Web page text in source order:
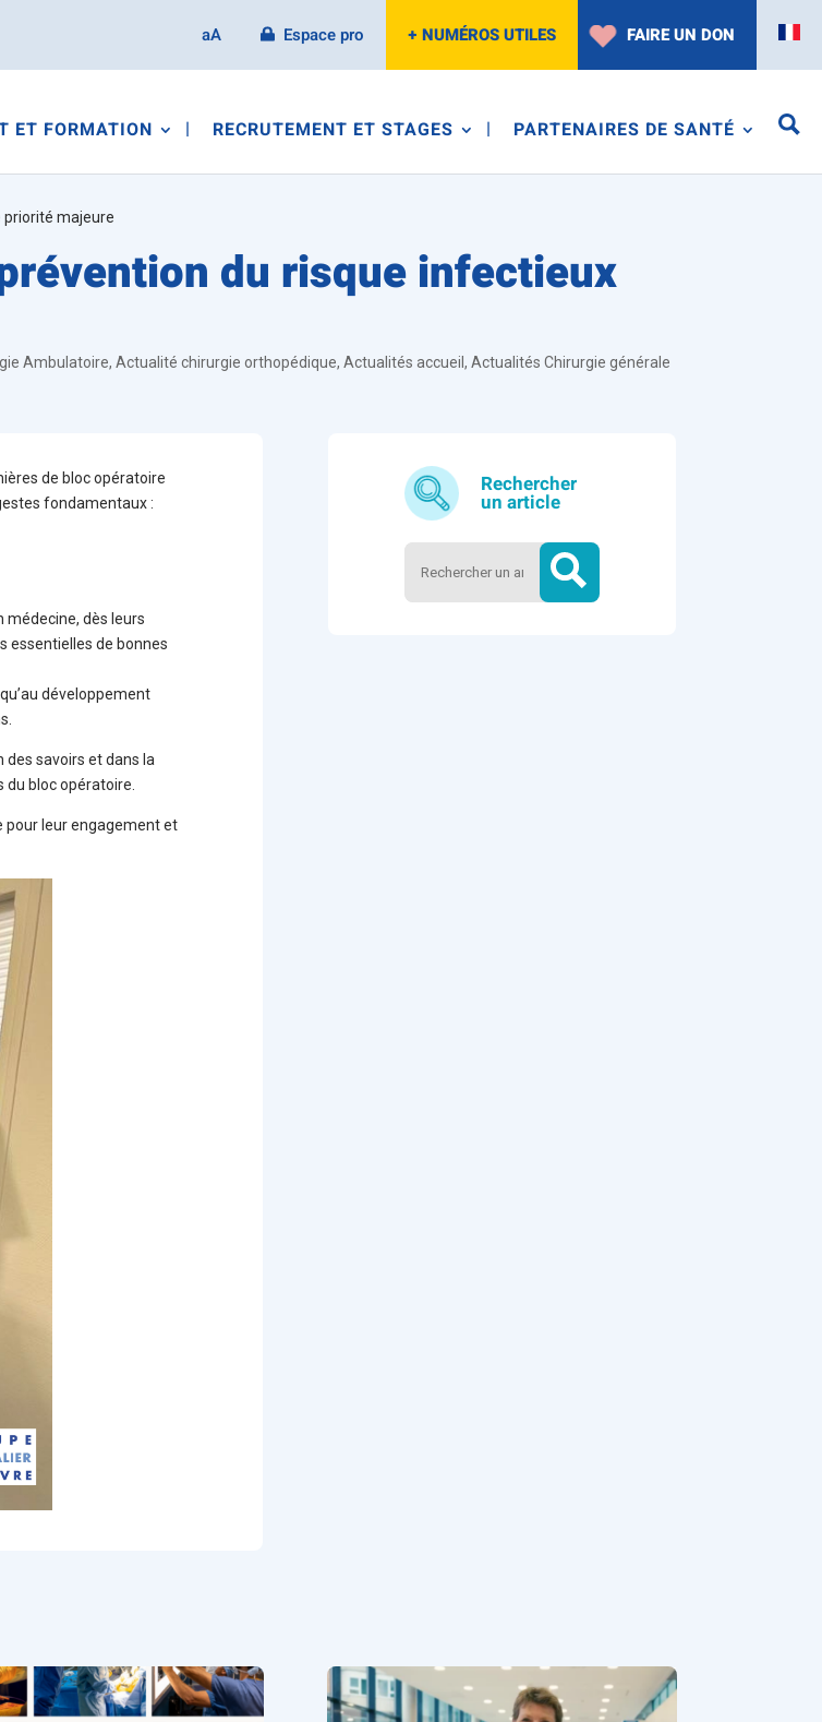
aA Espace pro + NUMÉROS UTILES FAIRE UN DON
ET FORMATION RECRUTEMENT ET STAGES PARTENAIRES DE SANTÉ
priorité majeure
du risque infectieux
Ambulatoire,Actualité chirurgie orthopédique,Actualités accueil,Actualités Chirurgie générale
de bloc opératoire
fondamentaux :
médecine, dès leurs
essentielles de bonnes
développement
des savoirs et dans la
bloc opératoire.
pour leur engagement et
Rechercher
un article